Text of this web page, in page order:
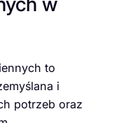
to
i
potrzeb oraz